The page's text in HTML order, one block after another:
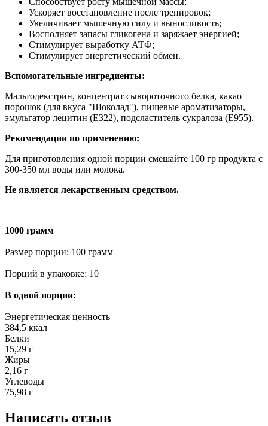
Ускоряет восстановление после тренировок;
Увеличивает мышечную силу и выносливость;
Восполняет запасы гликогена и заряжает энергией;
Стимулирует выработку АТФ;
Стимулирует энергетический обмен.
Вспомогательные ингредиенты:
Мальтодекстрин, концентрат сывороточного белка, какао
порошок (для вкуса "Шоколад"), пищевые ароматизаторы,
эмульгатор лецитин (E322), подсластитель сукралоза (E955).
Рекомендации по применению:
Для приготовления одной порции смешайте 100 гр продукта с
300-350 мл воды или молока.
Не является лекарственным средством.
1000 грамм
Размер порции: 100 грамм
Порций в упаковке: 10
В одной порции:
Энергетическая ценность
384,5 ккал
Белки
15,29 г
Жиры
2,16 г
Углеводы
75,98 г
Написать отзыв